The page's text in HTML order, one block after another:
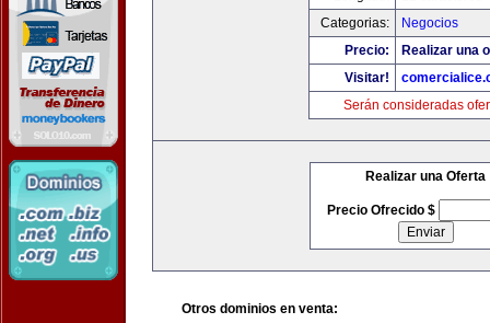
Categorias:
Negocios
Precio:
Realizar una
Visitar!
Serán consideradas
Realizar una Oferta
Precio Ofrecido $
Otros dominios en venta: